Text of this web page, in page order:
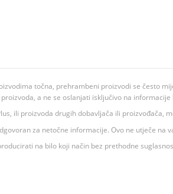
točna, prehrambeni proizvodi se često
a ne se oslanjati isključivo na
ili proizvoda drugih dobavljača ili proizvođača,
za netočne informacije. Ovo ne utječe na
na bilo koji način bez prethodne